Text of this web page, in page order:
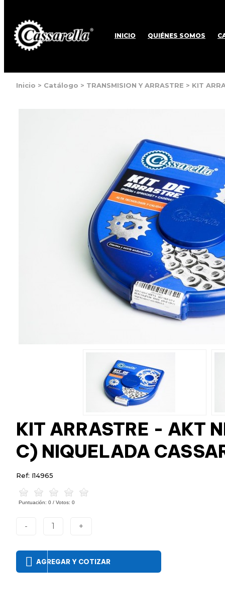
INICIO QUIÉNES SOMOS
Inicio > Catálogo > TRANSMISION Y ARRASTRE > KIT
KIT ARRASTRE - AKT
C) NIQUELADA
Ref: I14965
Puntuación: 0 / Votos: 0
- 1 +
AGREGAR Y COTIZAR